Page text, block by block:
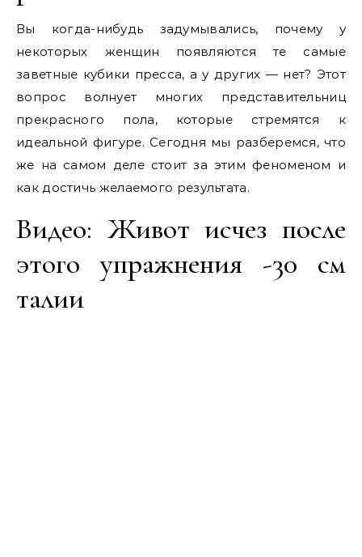
Вы когда-нибудь задумывались, почему у
некоторых женщин появляются те самые
заветные кубики пресса, а у других — нет? Этот
вопрос волнует многих представительниц
прекрасного пола, которые стремятся к
идеальной фигуре. Сегодня мы разберемся, что
же на самом деле стоит за этим феноменом и
как достичь желаемого результата.
Видео: Живот исчез после
этого упражнения -30 см
талии